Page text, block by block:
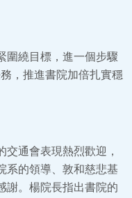
圍繞目標，進一個步驟
，推進書院加倍扎實穩
通會表現熱烈歡迎，
系的領導、敦和慈悲基
謝。楊院長指出書院的